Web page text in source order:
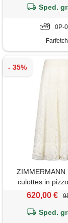
Sped.
0P-
Farfetch
ZIMMERMANN
culottes in
620,00 €
Sped.